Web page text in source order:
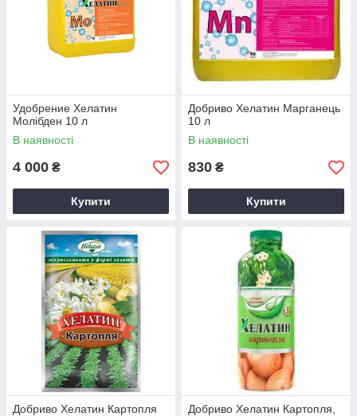
Удобрение Хелатин
Молібден 10 л
В наявності
4 000 ₴
Купити
Добриво Хелатин Марганець
10 л
В наявності
830 ₴
Купити
Добриво Хелатин Картопля
Добриво Хелатин Картопля,